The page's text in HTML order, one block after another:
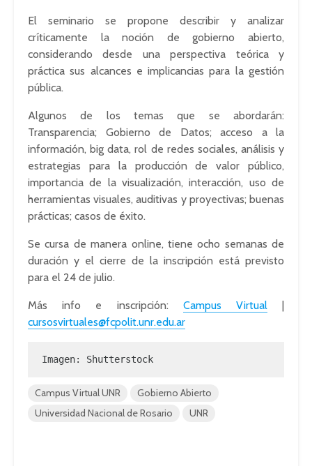
El seminario se propone describir y analizar
críticamente la noción de gobierno abierto,
considerando desde una perspectiva teórica y
práctica sus alcances e implicancias para la gestión
pública.
Algunos de los temas que se abordarán:
Transparencia; Gobierno de Datos; acceso a la
información, big data, rol de redes sociales, análisis y
estrategias para la producción de valor público,
importancia de la visualización, interacción, uso de
herramientas visuales, auditivas y proyectivas; buenas
prácticas; casos de éxito.
Se cursa de manera online, tiene ocho semanas de
duración y el cierre de la inscripción está previsto
para el 24 de julio.
Más info e inscripción: Campus Virtual|
cursosvirtuales@fcpolit.unr.edu.ar
Imagen: Shutterstock
Campus Virtual UNR
Gobierno Abierto
Universidad Nacional de Rosario
UNR